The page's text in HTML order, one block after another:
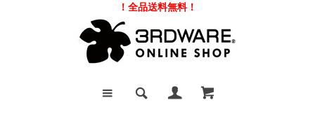
！全品送料無料！